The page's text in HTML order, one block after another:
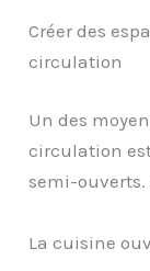
Créer des
circulation
Un des
circulation
semi-
La cuisine